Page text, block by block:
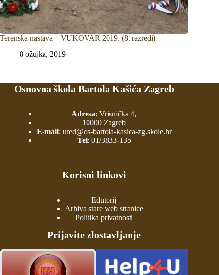
Terenska nastava – VUKOVAR 2019. (8. razredi)
8 ožujka, 2019
Osnovna škola Bartola Kašića Zagreb
Adresa: Vrisnička 4,
10000 Zagreb
E-mail: ured@os-bartola-kasica-zg.skole.hr
Tel: 01/3833-135
Korisni linkovi
Edutorij
Arhiva stare web stranice
Politika privatnosti
Prijavite zlostavljanje